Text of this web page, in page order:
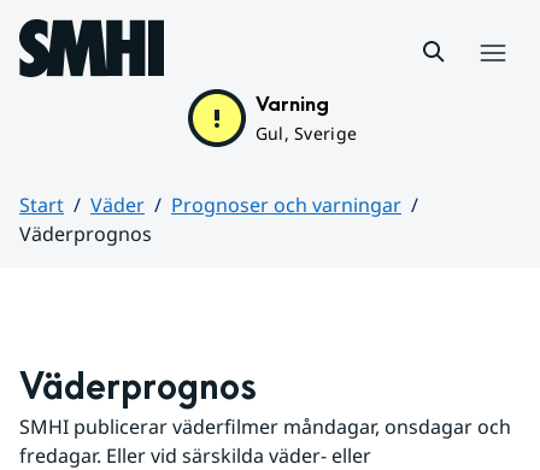
Hoppa till sidans innehåll
Varning
Gul, Sverige
Start Väder
Prognoser och varningar
Väderprognos
Väderprognos
SMHI publicerar väderfilmer måndagar, onsdagar och
fredagar. Eller vid särskilda väder- eller